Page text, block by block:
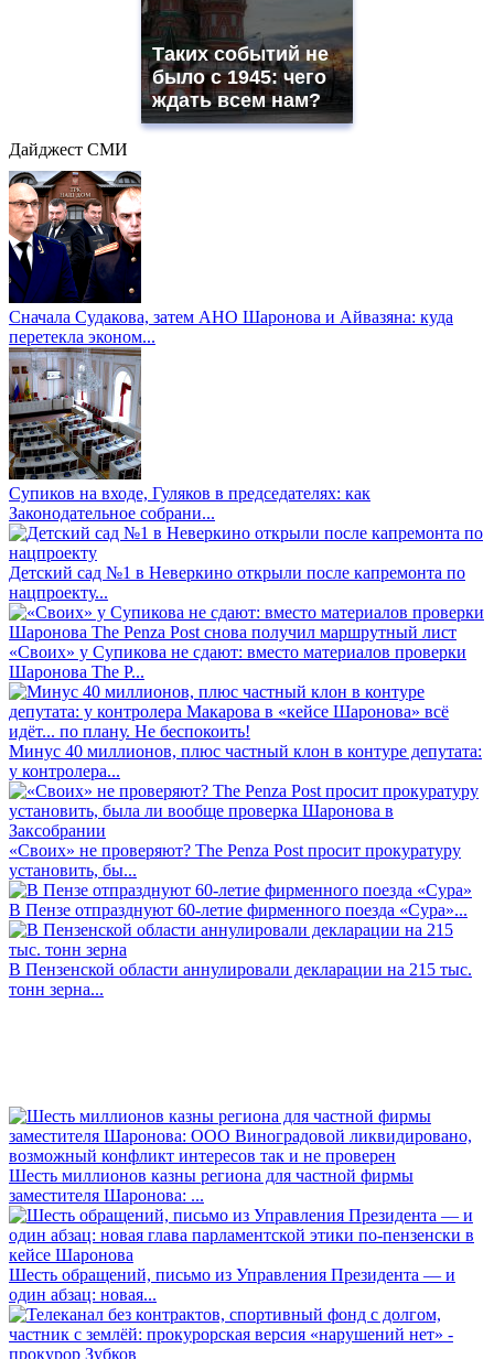
Таких событий не
было с 1945: чего
ждать всем нам?
Дайджест СМИ
Сначала Судакова, затем АНО Шаронова и Айвазяна: куда
перетекла эконом...
Супиков на входе, Гуляков в председателях: как
Законодательное собрани...
Детский сад №1 в Неверкино открыли после капремонта по
нацпроекту...
«Своих» у Супикова не сдают: вместо материалов проверки
Шаронова The P...
Минус 40 миллионов, плюс частный клон в контуре депутата:
у контролера...
«Своих» не проверяют? The Penza Post просит прокуратуру
установить, бы...
В Пензе отпразднуют 60-летие фирменного поезда «Сура»...
В Пензенской области аннулировали декларации на 215 тыс.
тонн зерна...
Шесть миллионов казны региона для частной фирмы
заместителя Шаронова: ...
Шесть обращений, письмо из Управления Президента — и
один абзац: новая...